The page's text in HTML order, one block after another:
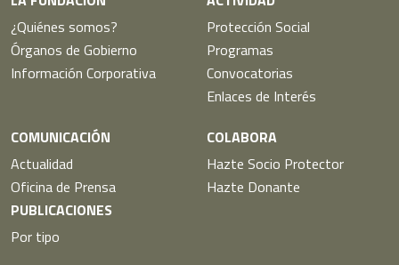
¿Quiénes somos?
Órganos de Gobierno
Información Corporativa
Protección Social
Programas
Convocatorias
Enlaces de Interés
COMUNICACIÓN
Actualidad
Oficina de Prensa
PUBLICACIONES
Por tipo
COLABORA
Hazte Socio Protector
Hazte Donante